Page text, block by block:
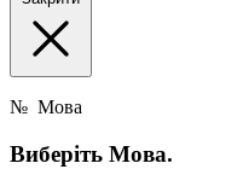
№ Мова
Виберіть Мова.